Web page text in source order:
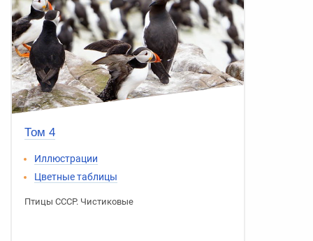
Том 4
Иллюстрации
Цветные таблицы
Птицы СССР. Чистиковые